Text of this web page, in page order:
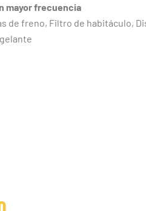
mayor frecuencia
de freno, Filtro de habitáculo,